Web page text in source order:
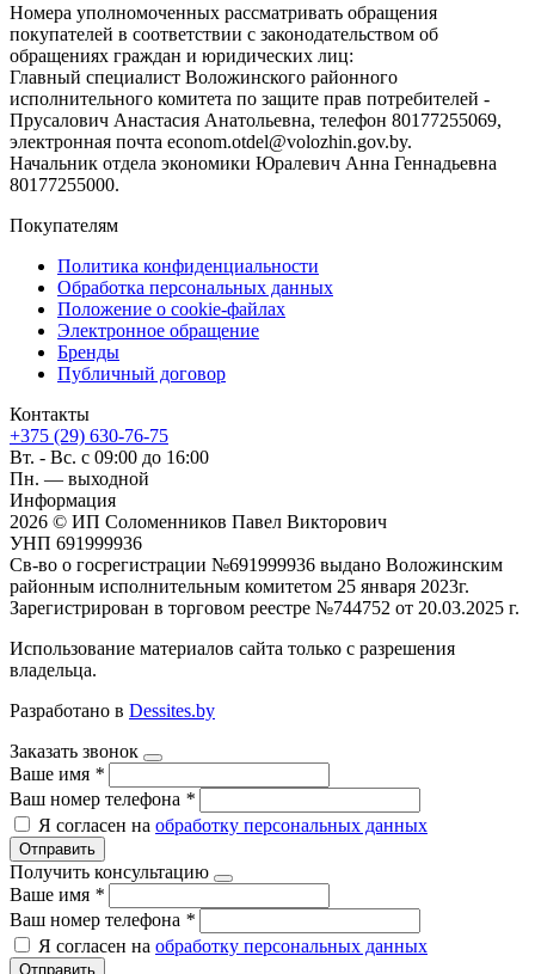
Номера уполномоченных рассматривать обращения
покупателей в соответствии с законодательством об
обращениях граждан и юридических лиц:
Главный специалист Воложинского районного
исполнительного комитета по защите прав потребителей -
Прусалович Анастасия Анатольевна, телефон 80177255069,
электронная почта econom.otdel@volozhin.gov.by.
Начальник отдела экономики Юралевич Анна Геннадьевна
80177255000.
Покупателям
Политика конфиденциальности
Обработка персональных данных
Положение о cookie-файлах
Электронное обращение
Бренды
Публичный договор
Контакты
+375 (29) 630-76-75
Вт. - Вс. с 09:00 до 16:00
Пн. — выходной
Информация
2026 © ИП Соломенников Павел Викторович
УНП 691999936
Св-во о госрегистрации №691999936 выдано Воложинским
районным исполнительным комитетом 25 января 2023г.
Зарегистрирован в торговом реестре №744752 от 20.03.2025 г.
Использование материалов сайта только с разрешения
владельца.
Разработано в Dessites.by
Заказать звонок
Ваше имя *
Ваш номер телефона *
Я согласен на обработку персональных данных
Отправить
Получить консультацию
Ваше имя *
Ваш номер телефона *
Я согласен на обработку персональных данных
Отправить